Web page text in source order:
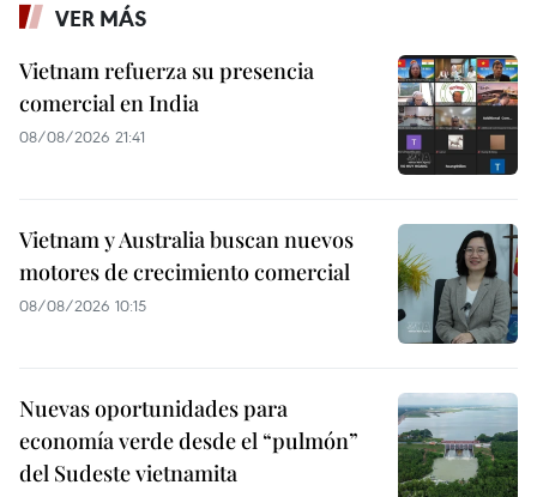
VER MÁS
Vietnam refuerza su presencia
comercial en India
08/08/2026 21:41
Vietnam y Australia buscan nuevos
motores de crecimiento comercial
08/08/2026 10:15
Nuevas oportunidades para
economía verde desde el “pulmón”
del Sudeste vietnamita